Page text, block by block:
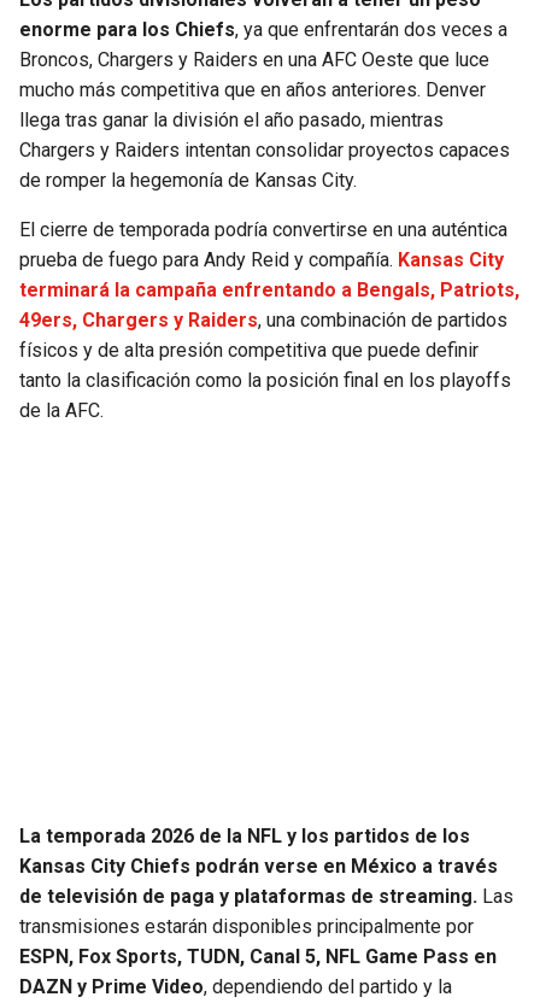
enorme para los Chiefs, ya que enfrentarán dos veces a
Broncos, Chargers y Raiders en una AFC Oeste que luce
mucho más competitiva que en años anteriores. Denver
llega tras ganar la división el año pasado, mientras
Chargers y Raiders intentan consolidar proyectos capaces
de romper la hegemonía de Kansas City.
El cierre de temporada podría convertirse en una auténtica
prueba de fuego para Andy Reid y compañía. Kansas City
terminará la campaña enfrentando a Bengals, Patriots,
49ers, Chargers y Raiders, una combinación de partidos
físicos y de alta presión competitiva que puede definir
tanto la clasificación como la posición final en los playoffs
de la AFC.
La temporada 2026 de la NFL y los partidos de los
Kansas City Chiefs podrán verse en México a través
de televisión de paga y plataformas de streaming. Las
transmisiones estarán disponibles principalmente por
ESPN, Fox Sports, TUDN, Canal 5, NFL Game Pass en
DAZN y Prime Video, dependiendo del partido y la